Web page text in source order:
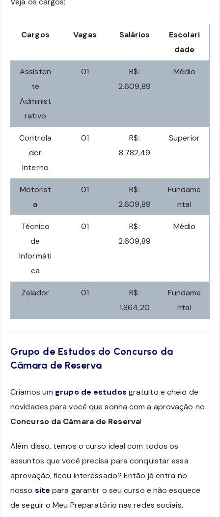
Cargos Vagas Salários
Escolari
dade
Assisten
te
Administ
rativo
01
R$:
2.609,89
Médio
Controla
dor
Interno
01
R$:
8.782,49
Superior
Motorist
a
01
R$:
2.609,89
Fundame
ntal
Técnico
de
Informáti
ca
01
R$:
2.609,89
Médio
Zelador 01
R$:
1.864,20
Fundame
ntal
Grupo de Estudos do Concurso da
Câmara de Reserva
Criamos um grupo de estudos gratuito e cheio de
novidades para você que sonha com a aprovação no
Concurso da Câmara de Reserva!
Além disso, temos o curso ideal com todos os
assuntos que você precisa para conquistar essa
aprovação, ficou interessado? Então já entra no
nosso site para garantir o seu curso e não esquece
de seguir o Meu Preparatório nas redes sociais.